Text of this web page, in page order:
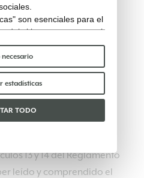
en los principios de
protección de la
disponible aquí:
en el documento
de datos, de
13 y 14 del Reglamento
leído y comprendido el
son esenciales para el
del sitio y no procesan ni
personal con terceros.
consultar nuestra
aceptar:
necesario
estadísticas
TODO